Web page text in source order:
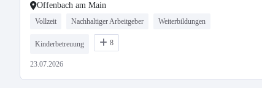
Offenbach am Main
Vollzeit Nachhaltiger Arbeitgeber Weiterbildungen
Kinderbetreuung 8
23.07.2026